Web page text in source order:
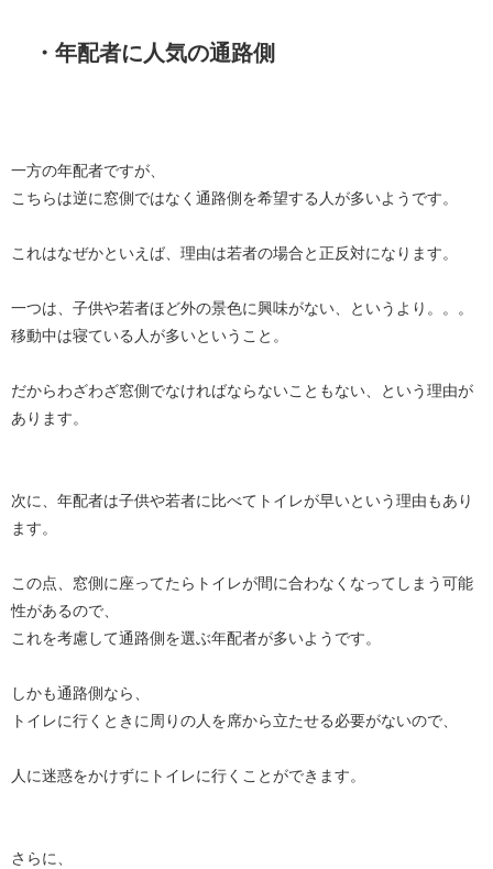
・年配者に人気の通路側
一方の年配者ですが、
こちらは逆に窓側ではなく通路側を希望する人が多いようです。
これはなぜかといえば、理由は若者の場合と正反対になります。
一つは、子供や若者ほど外の景色に興味がない、というより。。。
移動中は寝ている人が多いということ。
だからわざわざ窓側でなければならないこともない、という理由が
あります。
次に、年配者は子供や若者に比べてトイレが早いという理由もあり
ます。
この点、窓側に座ってたらトイレが間に合わなくなってしまう可能
性があるので、
これを考慮して通路側を選ぶ年配者が多いようです。
しかも通路側なら、
トイレに行くときに周りの人を席から立たせる必要がないので、
人に迷惑をかけずにトイレに行くことができます。
さらに、